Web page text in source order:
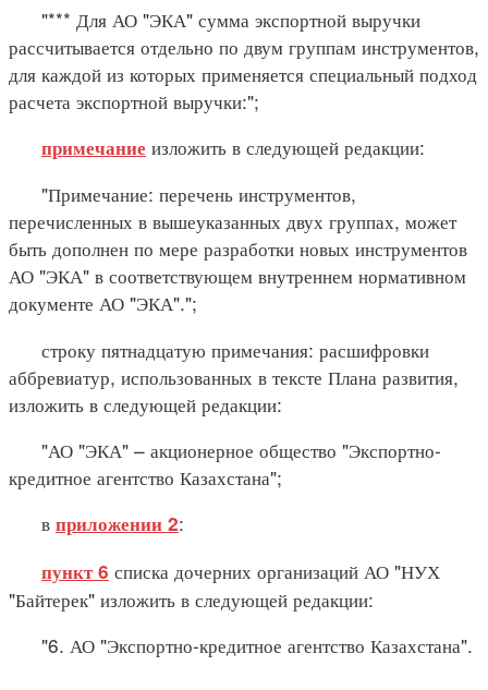
"*** Для АО "ЭКА" сумма экспортной выручки
рассчитывается отдельно по двум группам инструментов,
для каждой из которых применяется специальный подход
расчета экспортной выручки:";
примечание изложить в следующей редакции:
"Примечание: перечень инструментов,
перечисленных в вышеуказанных двух группах, может
быть дополнен по мере разработки новых инструментов
АО "ЭКА" в соответствующем внутреннем нормативном
документе АО "ЭКА".";
строку пятнадцатую примечания: расшифровки
аббревиатур, использованных в тексте Плана развития,
изложить в следующей редакции:
"АО "ЭКА" – акционерное общество "Экспортно-
кредитное агентство Казахстана";
в приложении 2:
пункт 6 списка дочерних организаций АО "НУХ
"Байтерек" изложить в следующей редакции:
"6. АО "Экспортно-кредитное агентство Казахстана".